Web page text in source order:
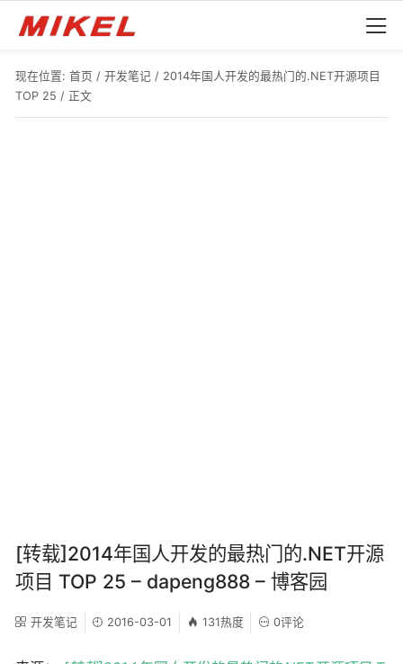
现在位置: 首页 / 开发笔记 / 2014年国人开发的最热门的.NET开源项目
TOP 25 / 正文
[转载]2014年国人开发的最热门的.NET开源
项目 TOP 25 – dapeng888 – 博客园
开发笔记 2016-03-01 131热度 0评论